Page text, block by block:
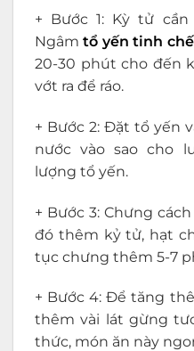
+ Bước 1: Kỳ tử
Ngâmtổ yến tinh chế
20-30 phút cho đến
vớt ra để ráo.
+ Bước 2: Đặt tổ yến
nước vào sao cho
lượng tổ yến.
+ Bước 3: Chưng
đó thêm kỷ tử, hạt
tục chưng thêm 5-7
+ Bước 4: Để tăng
thêm vài lát gừng
thức, món ăn này